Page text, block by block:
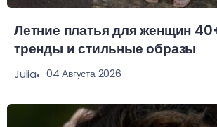
Летние платья для женщин
тренды и стильные образы
Julia 04 Августа 2026